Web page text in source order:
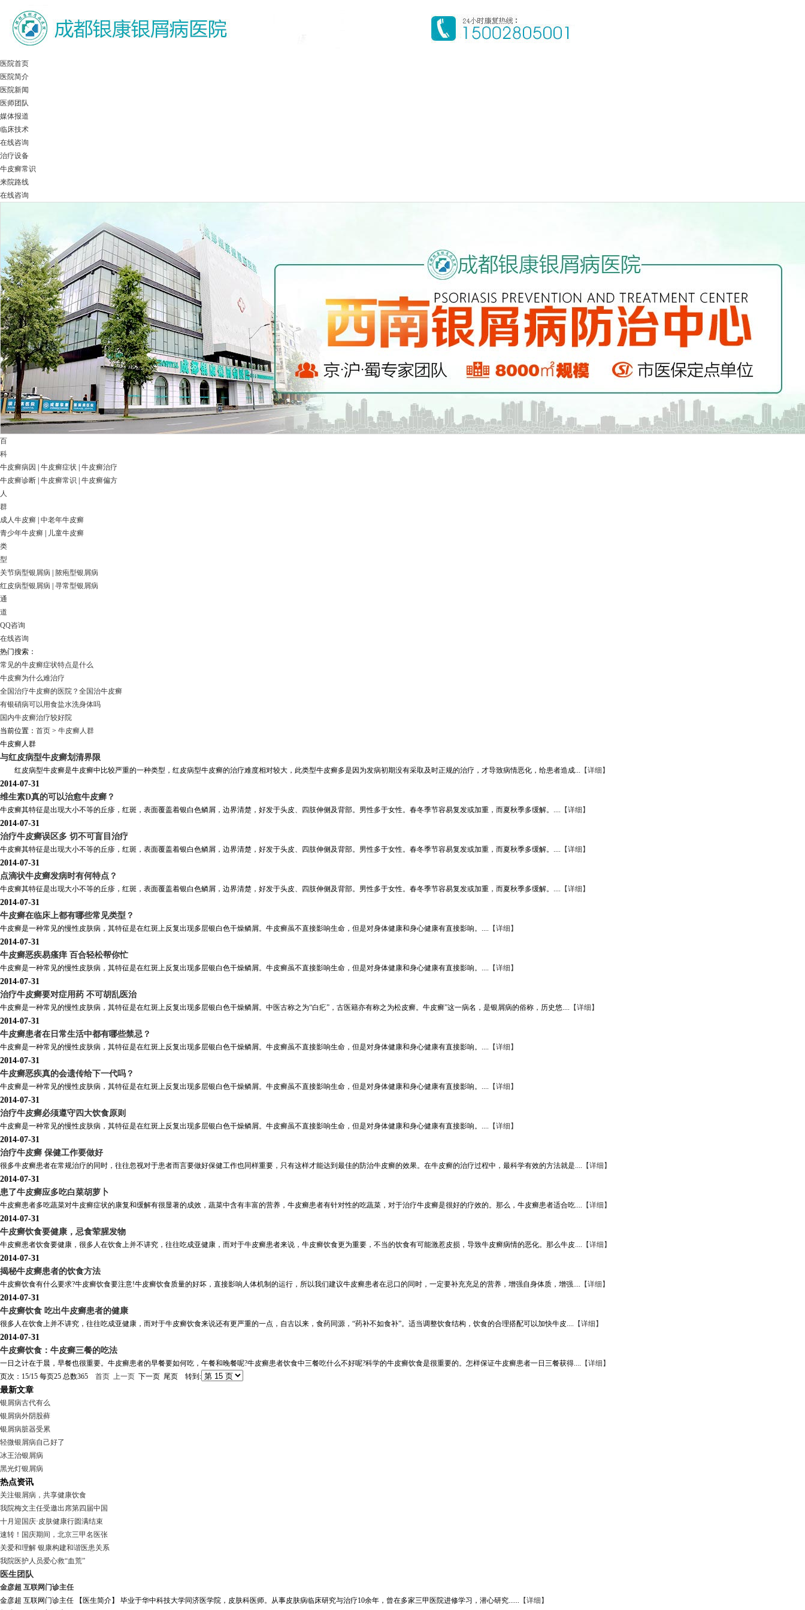
医院首页
医院简介
医院新闻
医师团队
媒体报道
临床技术
在线咨询
治疗设备
牛皮癣常识
来院路线
在线咨询
百
科
牛皮癣病因
牛皮癣症状 牛皮癣治疗
牛皮癣诊断 牛皮癣常识
牛皮癣偏方
人
群
成人牛皮癣 中老年牛皮癣
青少年牛皮癣
儿童牛皮癣
类
型
关节病型银屑病
脓疱型银屑病
红皮病型银屑病 寻常型银屑病
通
道
QQ咨询
在线咨询
热门搜索：
常见的牛皮癣症状特点是什么
牛皮癣为什么难治疗
全国治疗牛皮癣的医院？全国治牛皮癣
有银硝病可以用食盐水洗身体吗
国内牛皮癣治疗较好院
当前位置： 首页 > 牛皮癣人群
牛皮癣人群
与红皮病型牛皮癣划清界限
红皮病型牛皮癣是牛皮癣中比较严重的一种类型，红皮病型牛皮癣的治疗难度相对较大，此类型牛皮癣多是因为发病初期没有采取及时正规的治疗，才导致病情恶化，给患者造成... 【详细】
2014-07-31
维生素D真的可以治愈牛皮癣？
牛皮癣其特征是出现大小不等的丘疹，红斑，表面覆盖着银白色鳞屑，边界清楚，好发于头皮、四肢伸侧及背部。男性多于女性。春冬季节容易复发或加重，而夏秋季多缓解。.... 【详细】
2014-07-31
治疗牛皮癣误区多 切不可盲目治疗
牛皮癣其特征是出现大小不等的丘疹，红斑，表面覆盖着银白色鳞屑，边界清楚，好发于头皮、四肢伸侧及背部。男性多于女性。春冬季节容易复发或加重，而夏秋季多缓解。.... 【详细】
2014-07-31
点滴状牛皮癣发病时有何特点？
牛皮癣其特征是出现大小不等的丘疹，红斑，表面覆盖着银白色鳞屑，边界清楚，好发于头皮、四肢伸侧及背部。男性多于女性。春冬季节容易复发或加重，而夏秋季多缓解。.... 【详细】
2014-07-31
牛皮癣在临床上都有哪些常见类型？
牛皮癣是一种常见的慢性皮肤病，其特征是在红斑上反复出现多层银白色干燥鳞屑。牛皮癣虽不直接影响生命，但是对身体健康和身心健康有直接影响。.... 【详细】
2014-07-31
牛皮癣恶疾易瘙痒 百合轻松帮你忙
牛皮癣是一种常见的慢性皮肤病，其特征是在红斑上反复出现多层银白色干燥鳞屑。牛皮癣虽不直接影响生命，但是对身体健康和身心健康有直接影响。.... 【详细】
2014-07-31
治疗牛皮癣要对症用药 不可胡乱医治
牛皮癣是一种常见的慢性皮肤病，其特征是在红斑上反复出现多层银白色干燥鳞屑。中医古称之为“白疕”，古医籍亦有称之为松皮癣。牛皮癣”这一病名，是银屑病的俗称，历史悠.... 【详细】
2014-07-31
牛皮癣患者在日常生活中都有哪些禁忌？
牛皮癣是一种常见的慢性皮肤病，其特征是在红斑上反复出现多层银白色干燥鳞屑。牛皮癣虽不直接影响生命，但是对身体健康和身心健康有直接影响。.... 【详细】
2014-07-31
牛皮癣恶疾真的会遗传给下一代吗？
牛皮癣是一种常见的慢性皮肤病，其特征是在红斑上反复出现多层银白色干燥鳞屑。牛皮癣虽不直接影响生命，但是对身体健康和身心健康有直接影响。.... 【详细】
2014-07-31
治疗牛皮癣必须遵守四大饮食原则
牛皮癣是一种常见的慢性皮肤病，其特征是在红斑上反复出现多层银白色干燥鳞屑。牛皮癣虽不直接影响生命，但是对身体健康和身心健康有直接影响。.... 【详细】
2014-07-31
治疗牛皮癣 保健工作要做好
很多牛皮癣患者在常规治疗的同时，往往忽视对于患者而言要做好保健工作也同样重要，只有这样才能达到最佳的防治牛皮癣的效果。在牛皮癣的治疗过程中，最科学有效的方法就是.... 【详细】
2014-07-31
患了牛皮癣应多吃白菜胡萝卜
牛皮癣患者多吃蔬菜对牛皮癣症状的康复和缓解有很显著的成效，蔬菜中含有丰富的营养，牛皮癣患者有针对性的吃蔬菜，对于治疗牛皮癣是很好的疗效的。那么，牛皮癣患者适合吃.... 【详细】
2014-07-31
牛皮癣饮食要健康，忌食荤腥发物
牛皮癣患者饮食要健康，很多人在饮食上并不讲究，往往吃成亚健康，而对于牛皮癣患者来说，牛皮癣饮食更为重要，不当的饮食有可能激惹皮损，导致牛皮癣病情的恶化。那么牛皮.... 【详细】
2014-07-31
揭秘牛皮癣患者的饮食方法
牛皮癣饮食有什么要求?牛皮癣饮食要注意!牛皮癣饮食质量的好坏，直接影响人体机制的运行，所以我们建议牛皮癣患者在忌口的同时，一定要补充充足的营养，增强自身体质，增强.... 【详细】
2014-07-31
牛皮癣饮食 吃出牛皮癣患者的健康
很多人在饮食上并不讲究，往往吃成亚健康，而对于牛皮癣饮食来说还有更严重的一点，自古以来，食药同源，“药补不如食补”。适当调整饮食结构，饮食的合理搭配可以加快牛皮.... 【详细】
2014-07-31
牛皮癣饮食：牛皮癣三餐的吃法
一日之计在于晨，早餐也很重要。牛皮癣患者的早餐要如何吃，午餐和晚餐呢?牛皮癣患者饮食中三餐吃什么不好呢?科学的牛皮癣饮食是很重要的。怎样保证牛皮癣患者一日三餐获得.... 【详细】
页次：15/15 每页25 总数365 首页 上一页 下一页 尾页 转到:
最新文章
银屑病古代有么
银屑病外阴股藓
银屑病脏器受累
轻微银屑病自己好了
冰王治银屑病
黑光灯银屑病
热点资讯
关注银屑病，共享健康饮食
我院梅文主任受邀出席第四届中国
十月迎国庆·皮肤健康行圆满结束
速转！国庆期间，北京三甲名医张
关爱和理解 银康构建和谐医患关系
我院医护人员爱心救“血荒”
医生团队
金彦超 互联网门诊主任
金彦超 互联网门诊主任 【医生简介】 毕业于华中科技大学同济医学院，皮肤科医师。从事皮肤病临床研究与治疗10余年，曾在多家三甲医院进修学习，潜心研究...... 【详细】